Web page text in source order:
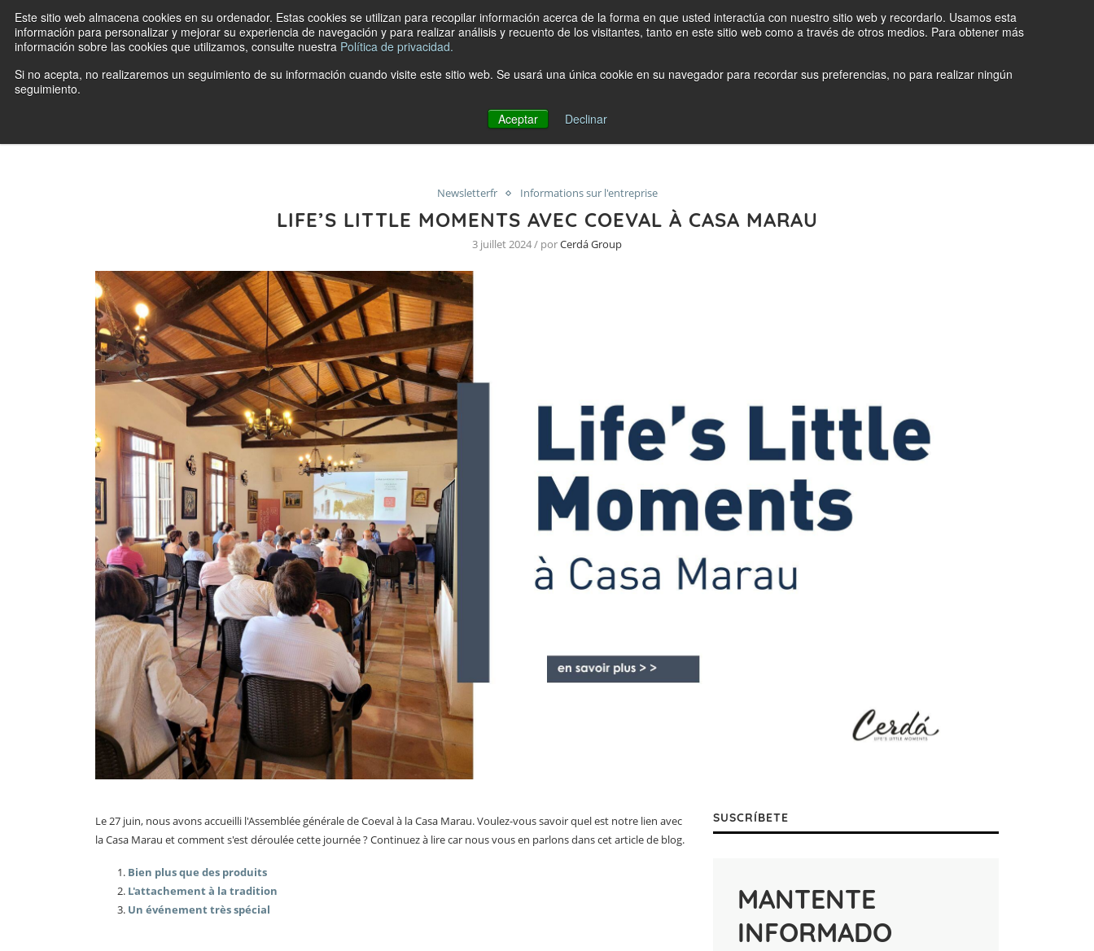
Este sitio web almacena cookies en su ordenador. Estas cookies se utilizan para recopilar información acerca de la forma en que usted interactúa con nuestro sitio web y recordarlo. Usamos esta
información para personalizar y mejorar su experiencia de navegación y para realizar análisis y recuento de los visitantes, tanto en este sitio web como a través de otros medios. Para obtener más
información sobre las cookies que utilizamos, consulte nuestra Política de privacidad.
Si no acepta, no realizaremos un seguimiento de su información cuando visite este sitio web. Se usará una única cookie en su navegador para recordar sus preferencias, no para realizar ningún
seguimiento.
Aceptar
Declinar
TIENDA CATEGORÍAS FR
Newsletterfr Informations sur l'entreprise
LIFE’S LITTLE MOMENTS AVEC COEVAL À CASA MARAU
3 juillet 2024 / porCerdá Group
Le 27 juin, nous avons accueilli l'Assemblée générale de Coeval à la Casa Marau. Voulez-vous savoir quel est notre lien avec
la Casa Marau et comment s'est déroulée cette journée ? Continuez à lire car nous vous en parlons dans cet article de blog.
Bien plus que des produits
L'attachement à la tradition
Un événement très spécial
SUSCRÍBETE
MANTENTE
INFORMADO